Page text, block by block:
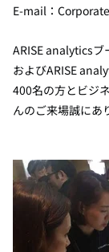
E-mail：
ARISE analytics
およびARISE
400名の方とビジ
んのご来場誠にあ